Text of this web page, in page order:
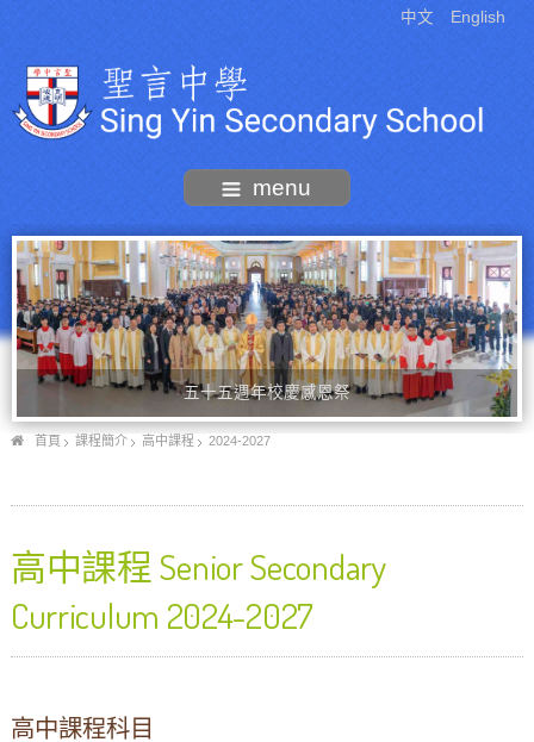
中文 English
menu
五十五週年校慶感恩祭
首頁 課程簡介 高中課程 2024-2027
高中課程 Senior Secondary
Curriculum 2024-2027
高中課程科目